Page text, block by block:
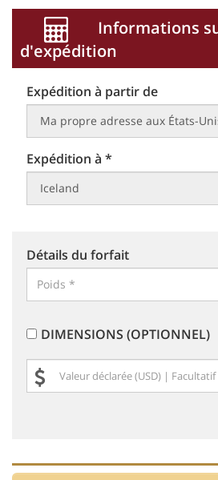
Informations
d'expédition
Expédition à partir de
Expédition à *
Détails du forfait
DIMENSIONS (OPTIONNEL)